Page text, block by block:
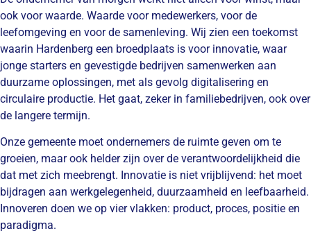
ook voor waarde. Waarde voor medewerkers, voor de
leefomgeving en voor de samenleving. Wij zien een toekomst
waarin Hardenberg een broedplaats is voor innovatie, waar
jonge starters en gevestigde bedrijven samenwerken aan
duurzame oplossingen, met als gevolg digitalisering en
circulaire productie. Het gaat, zeker in familiebedrijven, ook over
de langere termijn.
Onze gemeente moet ondernemers de ruimte geven om te
groeien, maar ook helder zijn over de verantwoordelijkheid die
dat met zich meebrengt. Innovatie is niet vrijblijvend: het moet
bijdragen aan werkgelegenheid, duurzaamheid en leefbaarheid.
Innoveren doen we op vier vlakken: product, proces, positie en
paradigma.